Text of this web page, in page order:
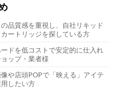
の品質感を重視し、自社リキッド
ートリッジを探している方
ドを低コストで安定的に仕入れ
ップ・業者様
や店頭POPで「映える」アイテ
用したい方